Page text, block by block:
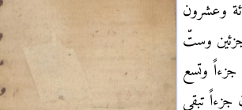
وعشرون
وستّ
جزءاً وتسع
جزءاً تبقى